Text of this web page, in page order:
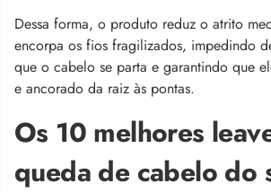
Dessa forma, o produto reduz o atrito
encorpa os fios fragilizados, impedindo
que o cabelo se parta e garantindo que
e ancorado da raiz às pontas.
Os 10 melhores
queda de cabelo do